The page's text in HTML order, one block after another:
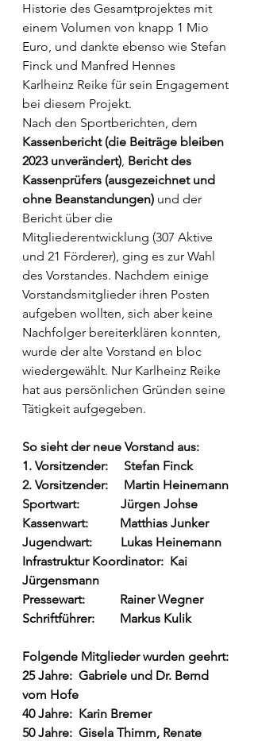
Historie des Gesamtprojektes mit
einem Volumen von knapp 1 Mio
Euro, und dankte ebenso wie Stefan
Finck und Manfred Hennes
Karlheinz Reike für sein Engagement
bei diesem Projekt.
Nach den Sportberichten, dem
Kassenbericht (die Beiträge bleiben
2023 unverändert), Bericht des
Kassenprüfers (ausgezeichnet und
ohne Beanstandungen) und der
Bericht über die
Mitgliederentwicklung (307 Aktive
und 21 Förderer), ging es zur Wahl
des Vorstandes. Nachdem einige
Vorstandsmitglieder ihren Posten
aufgeben wollten, sich aber keine
Nachfolger bereiterklären konnten,
wurde der alte Vorstand en bloc
wiedergewählt. Nur Karlheinz Reike
hat aus persönlichen Gründen seine
Tätigkeit aufgegeben.
So sieht der neue Vorstand aus:
1. Vorsitzender:     Stefan Finck
2. Vorsitzender:     Martin Heinemann
Sportwart:             Jürgen Johse
Kassenwart:          Matthias Junker
Jugendwart:         Lukas Heinemann
Infrastruktur Koordinator:  Kai
Jürgensmann
Pressewart:           Rainer Wegner
Schriftführer:        Markus Kulik
Folgende Mitglieder wurden geehrt:
25 Jahre:  Gabriele und Dr. Bernd
vom Hofe
40 Jahre:  Karin Bremer
50 Jahre:  Gisela Thimm, Renate